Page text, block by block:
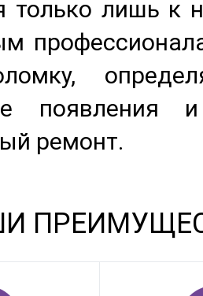
только лишь к
появления
ремонт.